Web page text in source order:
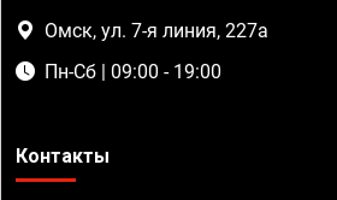
Омск, ул. 7-я линия, 227а
Пн-Сб | 09:00 - 19:00
Контакты